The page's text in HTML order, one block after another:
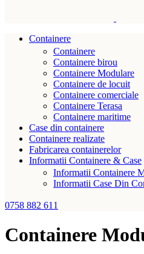
Containere
Containere
Containere birou
Containere Modulare
Containere de locuit
Containere comerciale
Containere Terasa
Containere maritime
Case din containere
Containere realizate
Fabricarea containerelor
Informatii Containere & Case
Informatii Containere
Informatii Case Din
0758 882 611
Containere